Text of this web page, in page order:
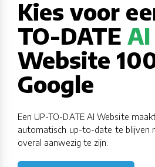
Kies voor
TO-DATEAI
Website
Google
Een UP-TO-DATE AI Website
automatisch up-to-date te blijven
overal aanwezig te zijn.